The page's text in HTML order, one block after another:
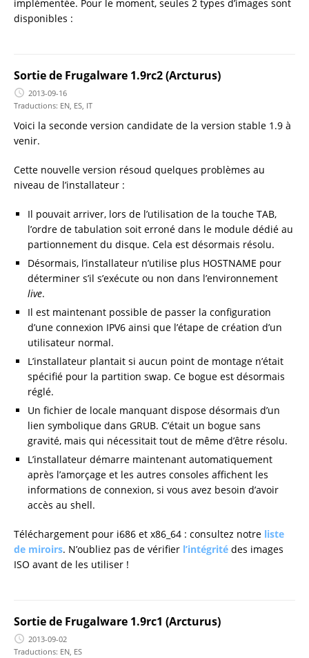
implémentée. Pour le moment, seules 2 types d’images sont
disponibles :
Sortie de Frugalware 1.9rc2 (Arcturus)
2013-09-16
Traductions: EN ES IT
Voici la seconde version candidate de la version stable 1.9 à
venir.
Cette nouvelle version résoud quelques problèmes au
niveau de l’installateur :
Il pouvait arriver, lors de l’utilisation de la touche TAB,
l’ordre de tabulation soit erroné dans le module dédié au
partionnement du disque. Cela est désormais résolu.
Désormais, l’installateur n’utilise plus HOSTNAME pour
déterminer s’il s’exécute ou non dans l’environnement
live.
Il est maintenant possible de passer la configuration
d’une connexion IPV6 ainsi que l’étape de création d’un
utilisateur normal.
L’installateur plantait si aucun point de montage n’était
spécifié pour la partition swap. Ce bogue est désormais
réglé.
Un fichier de locale manquant dispose désormais d’un
lien symbolique dans GRUB. C’était un bogue sans
gravité, mais qui nécessitait tout de même d’être résolu.
L’installateur démarre maintenant automatiquement
après l’amorçage et les autres consoles affichent les
informations de connexion, si vous avez besoin d’avoir
accès au shell.
Téléchargement pour i686 et x86_64 : consultez notre liste
de miroirs. N’oubliez pas de vérifier l’intégrité des images
ISO avant de les utiliser !
Sortie de Frugalware 1.9rc1 (Arcturus)
2013-09-02
Traductions: EN ES